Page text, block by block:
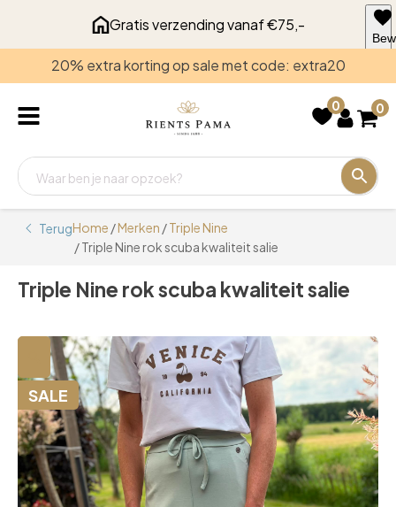
Gratis verzending vanaf €75,-
20% extra korting op sale met code: extra20
0 0
TerugHome /Merken /Triple Nine
/ Triple Nine rok scuba kwaliteit salie
Triple Nine rok scuba kwaliteit salie
SALE
voor